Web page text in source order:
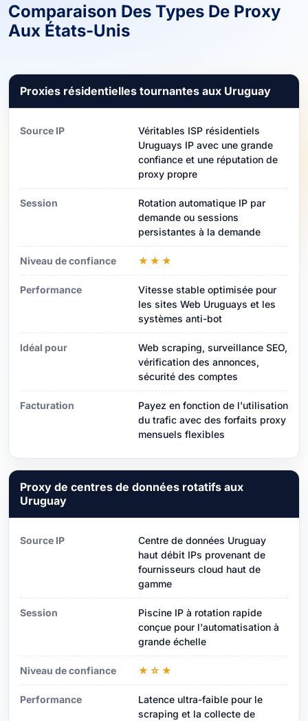
Comparaison Des Types De Proxy
Aux États-Unis
Proxies résidentielles tournantes aux Uruguay
Source IP
Véritables ISP résidentiels
Uruguays IP avec une grande
confiance et une réputation de
proxy propre
Session
Rotation automatique IP par
demande ou sessions
persistantes à la demande
Niveau de confiance ★★★
Performance
Vitesse stable optimisée pour
les sites Web Uruguays et les
systèmes anti-bot
Idéal pour
Web scraping, surveillance SEO,
vérification des annonces,
sécurité des comptes
Facturation
Payez en fonction de l'utilisation
du trafic avec des forfaits proxy
mensuels flexibles
Proxy de centres de données rotatifs aux
Uruguay
Source IP
Centre de données Uruguay
haut débit IPs provenant de
fournisseurs cloud haut de
gamme
Session
Piscine IP à rotation rapide
conçue pour l'automatisation à
grande échelle
Niveau de confiance ★☆★
Performance
Latence ultra-faible pour le
scraping et la collecte de